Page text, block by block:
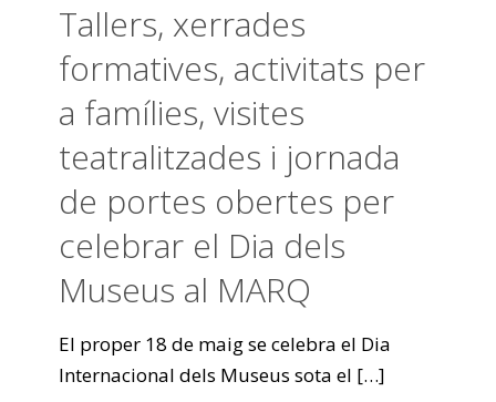
Tallers, xerrades
formatives, activitats per
a famílies, visites
teatralitzades i jornada
de portes obertes per
celebrar el Dia dels
Museus al MARQ
El proper 18 de maig se celebra el Dia
Internacional dels Museus sota el […]